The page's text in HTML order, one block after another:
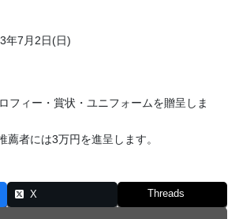
7月2日(日)
フィー・賞状・ユニフォームを贈呈しま
薦者には3万円を進呈します。
X Threads